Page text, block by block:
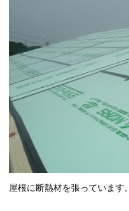
屋根に断熱材を張っています。